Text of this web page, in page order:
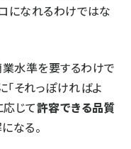
になれるわけではな
水準を要するわけで
「それっぽければよ
応じて許容できる品質
なる。